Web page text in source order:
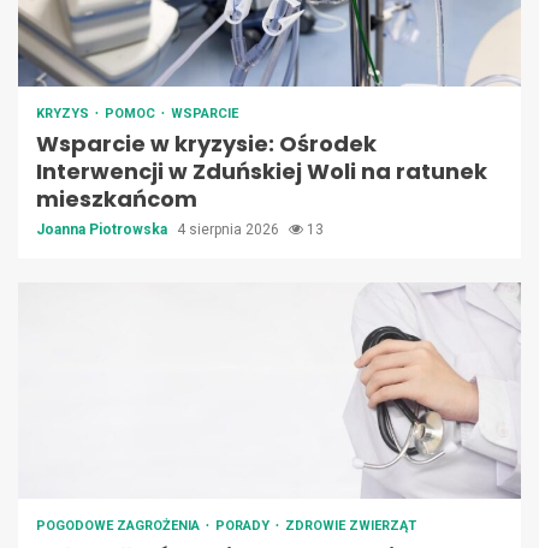
KRYZYS POMOC WSPARCIE
Wsparcie w kryzysie: Ośrodek
Interwencji w Zduńskiej Woli na ratunek
mieszkańcom
Joanna Piotrowska 4 sierpnia 2026 13
POGODOWE ZAGROŻENIA PORADY ZDROWIE ZWIERZĄT